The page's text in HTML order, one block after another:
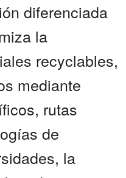
diferenciada
la
recyclables,
mediante
rutas
de
la